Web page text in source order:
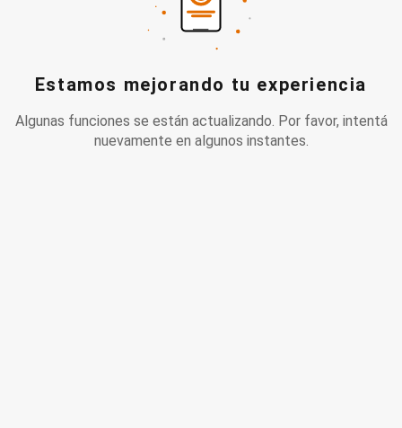
Estamos mejorando tu experiencia
Algunas funciones se están actualizando. Por favor, intentá
nuevamente en algunos instantes.